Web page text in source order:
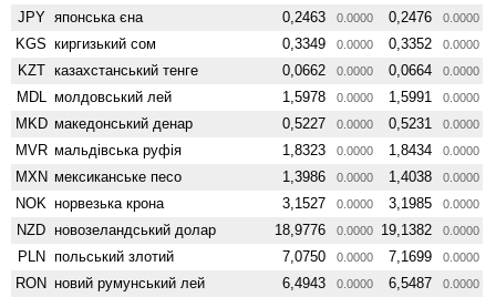
JPY японська єна 0,2463 0.0000 0,2476 0.0000
KGS киргизький сом 0,3349 0.0000 0,3352 0.0000
KZT казахстанський тенге 0,0662 0.0000 0,0664 0.0000
MDL молдовський лей 1,5978 0.0000 1,5991 0.0000
MKD македонський денар 0,5227 0.0000 0,5231 0.0000
MVR мальдівська руфія 1,8323 0.0000 1,8434 0.0000
MXN мексиканське песо 1,3986 0.0000 1,4038 0.0000
NOK норвезька крона 3,1527 0.0000 3,1985 0.0000
NZD ново­зеландський долар 18,9776 0.0000 19,1382 0.0000
PLN польський злотий 7,0750 0.0000 7,1699 0.0000
RON новий румунський лей 6,4943 0.0000 6,5487 0.0000